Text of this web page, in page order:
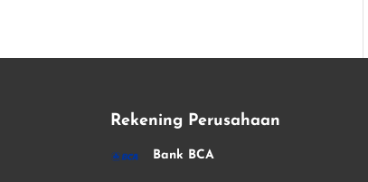
Rekening Perusahaan
Bank BCA